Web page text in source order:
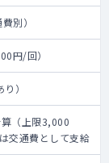
別）
円/回）
）
（上限3,000
交通費として支給